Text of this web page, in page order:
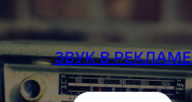
ЗВУК В РЕКЛАМЕ